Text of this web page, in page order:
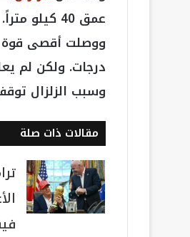
عمق 40 كيلو متراً.
درجات. ولكن لم
وسبب الزلزال
مقالات ذات صلة